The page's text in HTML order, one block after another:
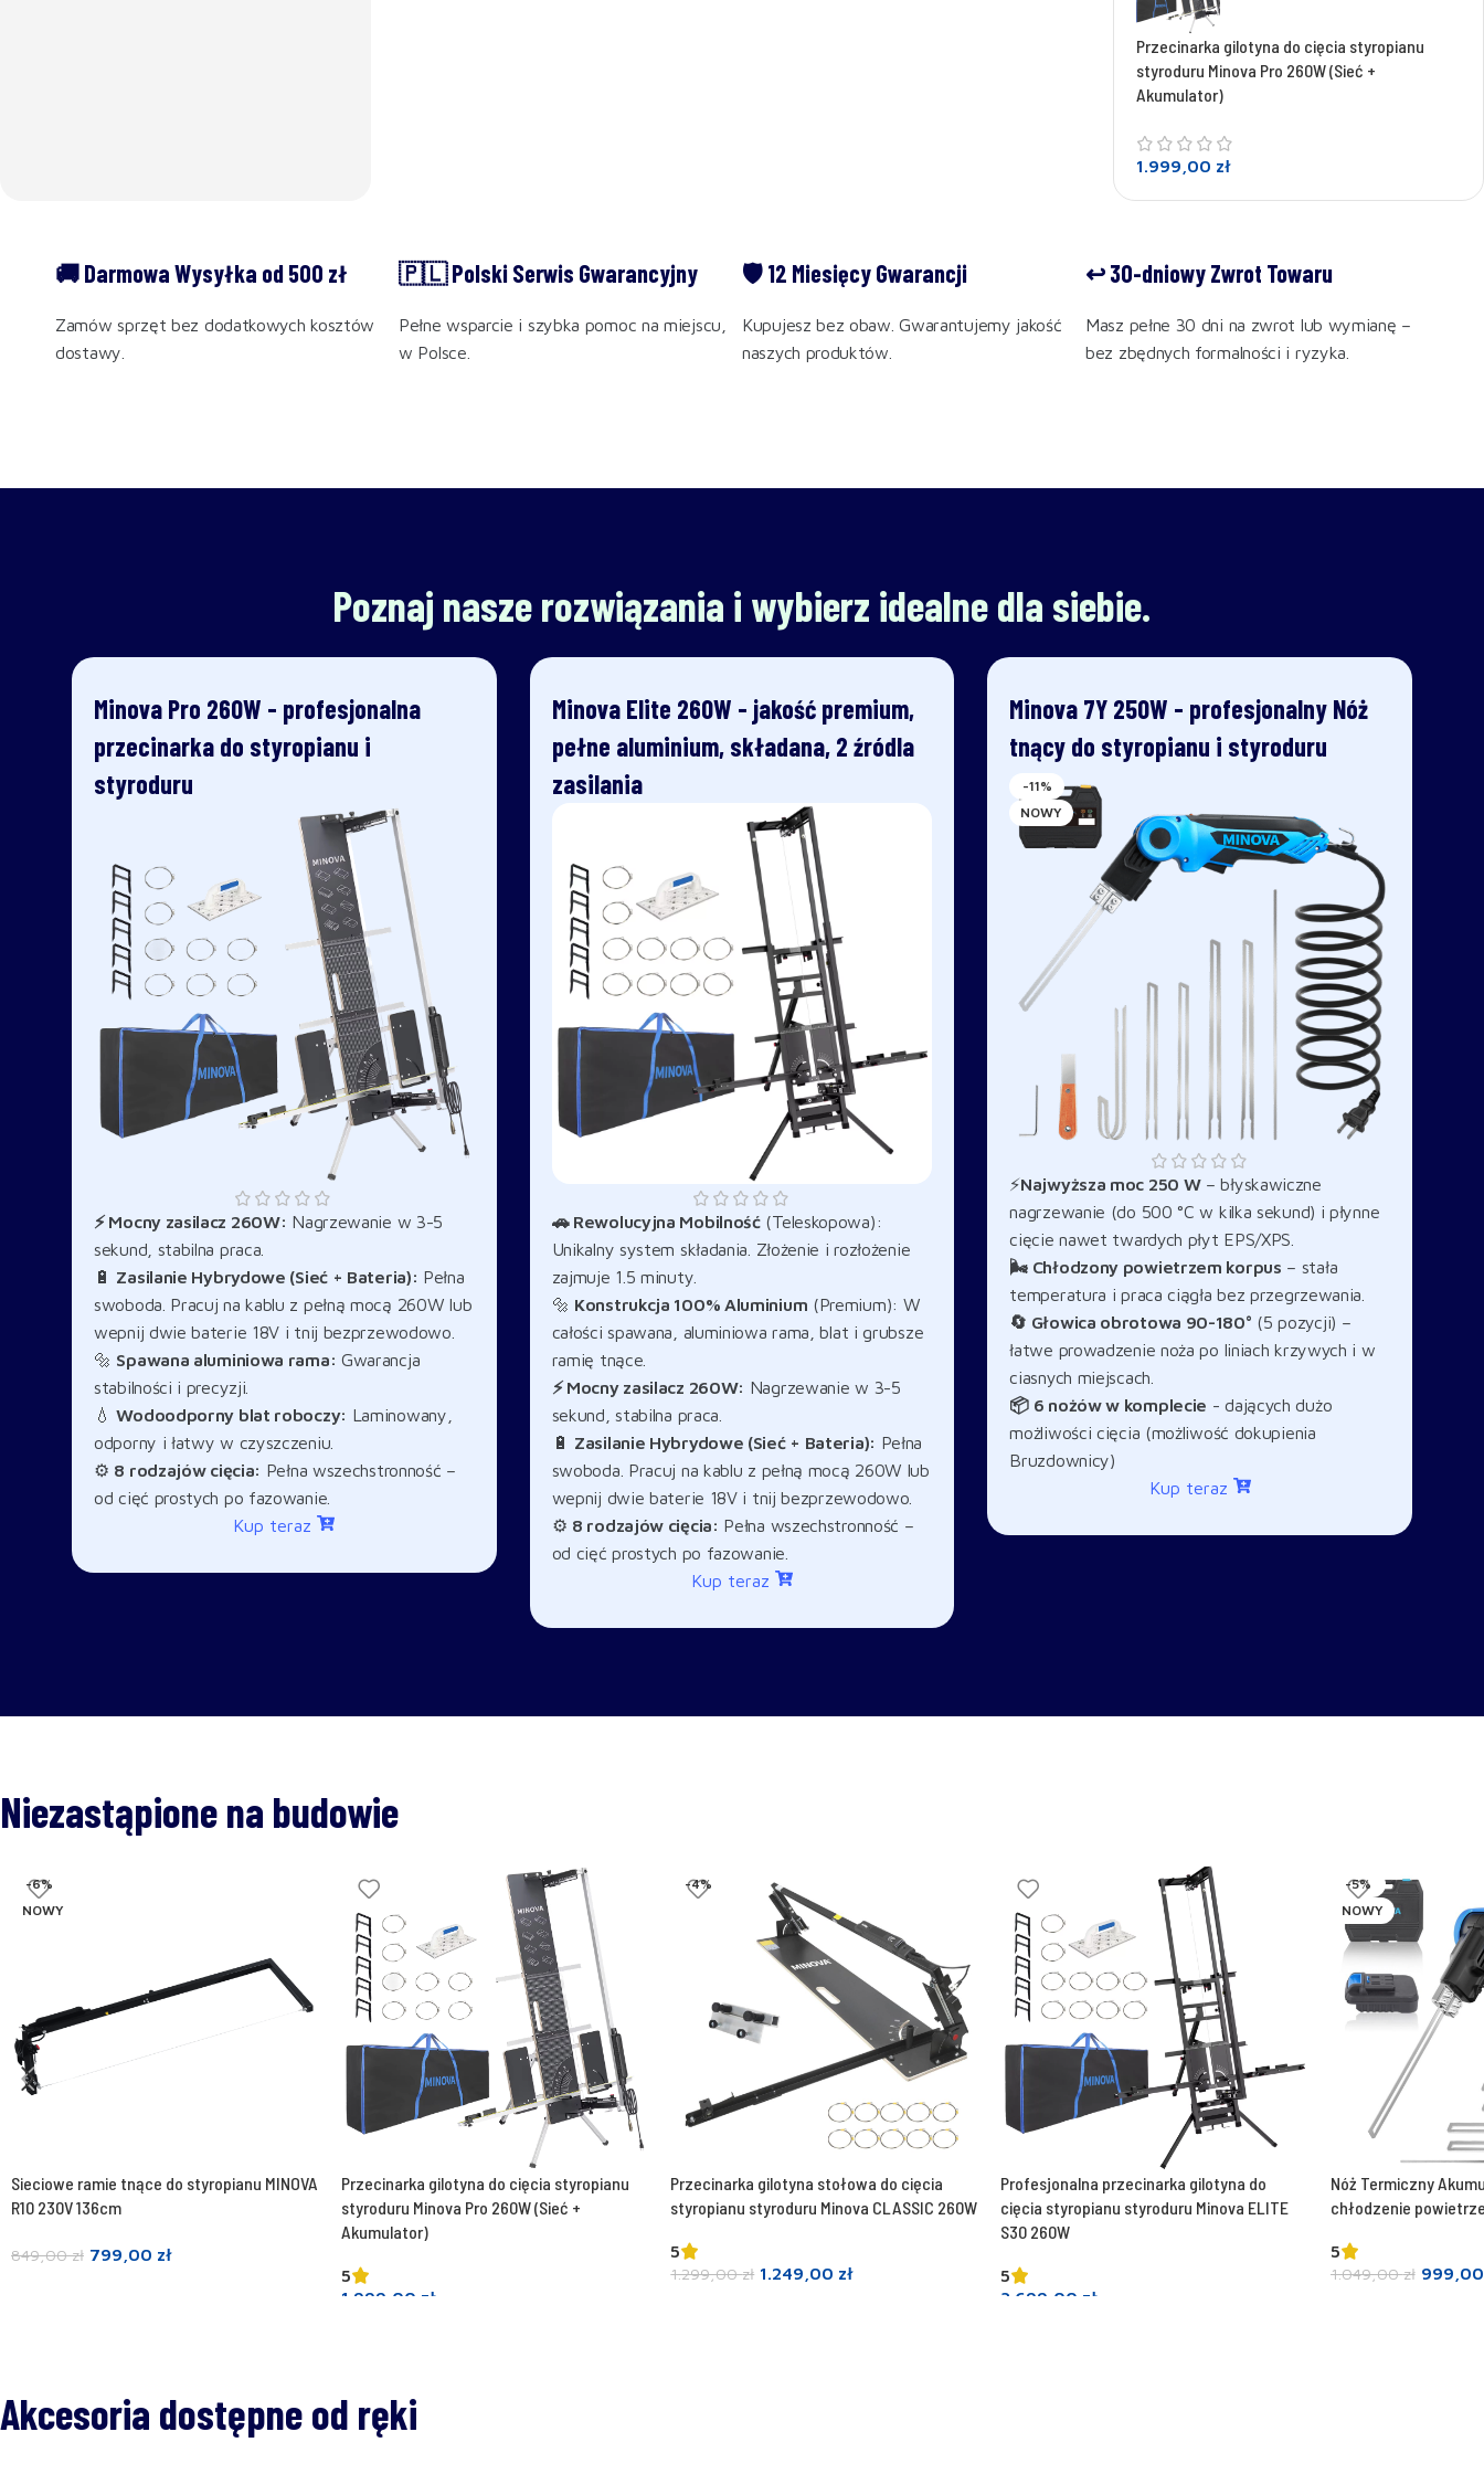
Przecinarka gilotyna do cięcia styropianu
styroduru Minova Pro 260W (Sieć +
Akumulator)
1.999,00 zł
🚚 Darmowa Wysyłka od 500 zł
Zamów sprzęt bez dodatkowych kosztów
dostawy.
🇵🇱 Polski Serwis Gwarancyjny
Pełne wsparcie i szybka pomoc na miejscu,
w Polsce.
🛡️ 12 Miesięcy Gwarancji
Kupujesz bez obaw. Gwarantujemy jakość
naszych produktów.
↩️ 30-dniowy Zwrot Towaru
Masz pełne 30 dni na zwrot lub wymianę –
bez zbędnych formalności i ryzyka.
Poznaj nasze rozwiązania i wybierz idealne dla siebie.
Minova Pro 260W - profesjonalna
przecinarka do styropianu i
styroduru
⚡ Mocny zasilacz 260W: Nagrzewanie w 3-5
sekund, stabilna praca.
🔋 Zasilanie Hybrydowe (Sieć + Bateria): Pełna
swoboda. Pracuj na kablu z pełną mocą 260W lub
wepnij dwie baterie 18V i tnij bezprzewodowo.
🔩 Spawana aluminiowa rama: Gwarancja
stabilności i precyzji.
💧Wodoodporny blat roboczy: Laminowany,
odporny i łatwy w czyszczeniu.
⚙️ 8 rodzajów cięcia: Pełna wszechstronność –
od cięć prostych po fazowanie.
Kup teraz
Minova Elite 260W - jakość premium,
pełne aluminium, składana, 2 źródla
zasilania
🚗 Rewolucyjna Mobilność(Teleskopowa):
Unikalny system składania. Złożenie i rozłożenie
zajmuje 1.5 minuty.
🔩 Konstrukcja 100% Aluminium (Premium): W
całości spawana, aluminiowa rama, blat i grubsze
ramię tnące.
⚡ Mocny zasilacz 260W: Nagrzewanie w 3-5
sekund, stabilna praca.
🔋 Zasilanie Hybrydowe (Sieć + Bateria): Pełna
swoboda. Pracuj na kablu z pełną mocą 260W lub
wepnij dwie baterie 18V i tnij bezprzewodowo.
⚙️ 8 rodzajów cięcia: Pełna wszechstronność –
od cięć prostych po fazowanie.
Kup teraz
Minova 7Y 250W - profesjonalny Nóż
tnący do styropianu i styroduru
-11%
NOWY
⚡Najwyższa moc 250 W– błyskawiczne
nagrzewanie (do 500 °C w kilka sekund) i płynne
cięcie nawet twardych płyt EPS/XPS.
🌬️ Chłodzony powietrzem korpus – stała
temperatura i praca ciągła bez przegrzewania.
🔄 Głowica obrotowa 90-180° (5 pozycji) –
łatwe prowadzenie noża po liniach krzywych i w
ciasnych miejscach.
📦 6 nożów w komplecie - dających dużo
możliwości cięcia (możliwość dokupienia
Bruzdownicy)
Kup teraz
Niezastąpione na budowie
-6%
NOWY
Sieciowe ramie tnące do styropianu MINOVA
R10 230V 136cm
849,00zł 799,00 zł
Przecinarka gilotyna do cięcia styropianu
styroduru Minova Pro 260W (Sieć +
Akumulator)
5
1.999,00 zł
-4%
Przecinarka gilotyna stołowa do cięcia
styropianu styroduru Minova CLASSIC 260W
5
1.299,00zł 1.249,00 zł
Profesjonalna przecinarka gilotyna do
cięcia styropianu styroduru Minova ELITE
S30 260W
5
3.699,00 zł
-5%
NOWY
Nóż Termiczny
chłodzenie
5
1.049,00zł
Akcesoria dostępne od ręki